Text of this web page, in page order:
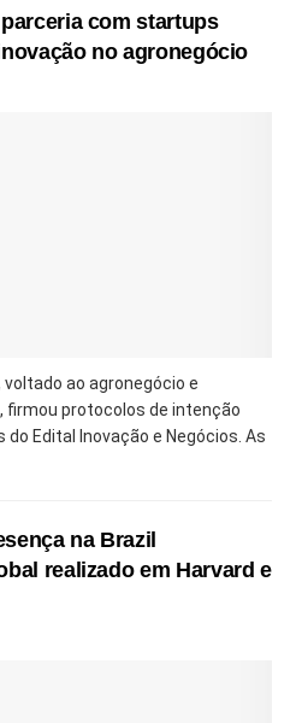
com startups
no agronegócio
ao agronegócio e
firmou protocolos de intenção
Edital Inovação e Negócios. As
na Brazil
realizado em Harvard e